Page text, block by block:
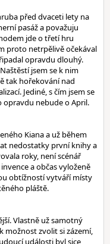
před dvaceti lety na
pasáž a považuju
jde o třetí hru
proto netrpělivě očekával
opravdu dlouhý.
jsem se k nim
tak hořekování nad
Jediné, s čím jsem se
opravdu nebude o April.
Kiana a už během
nedostatky první knihy a
roky, není scénář
a občas vyloženě
obtížností vytváří místy
pláště.
Vlastně už samotný
možnost zvolit si zázemí,
události byl sice